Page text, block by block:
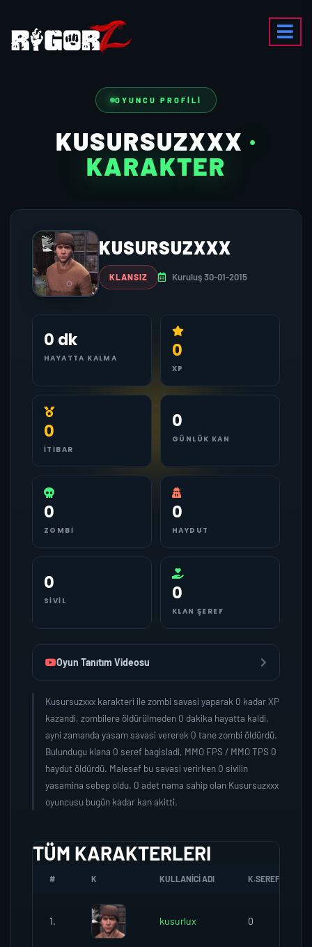
OYUNCU PROFILI
KUSURSUZXXX ·
KARAKTER
KUSURSUZXXX
KLANSIZ Kuruluş 30-01-2015
0 dk
HAYATTA KALMA 0
XP
0
İTIBAR
0
GÜNLÜK KAN
0
ZOMBI
0
HAYDUT
0
SIVIL 0
KLAN ŞEREF
Oyun Tanıtım Videosu
Kusursuzxxx karakteri ile zombi savasi yaparak 0 kadar XP
kazandi, zombilere öldürülmeden 0 dakika hayatta kaldi,
ayni zamanda yasam savasi vererek 0 tane zombi öldürdü.
Bulundugu klana 0 seref bagisladi, MMO FPS / MMO TPS 0
haydut öldürdü. Malesef bu savasi verirken 0 sivilin
yasamina sebep oldu. 0 adet nama sahip olan Kusursuzxxx
oyuncusu bugün kadar kan akitti.
TÜM KARAKTERLERI
# K KULLANICI ADI K.SEREFI
1. kusurlux 0